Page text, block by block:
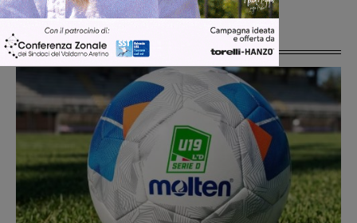
Ultime Notizie